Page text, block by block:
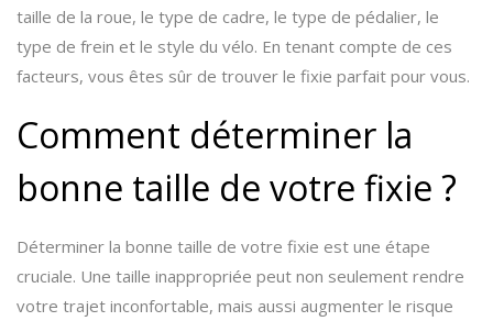
taille de la roue, le type de cadre, le type de pédalier, le
type de frein et le style du vélo. En tenant compte de ces
facteurs, vous êtes sûr de trouver le fixie parfait pour vous.
Comment déterminer la
bonne taille de votre fixie ?
Déterminer la bonne taille de votre fixie est une étape
cruciale. Une taille inappropriée peut non seulement rendre
votre trajet inconfortable, mais aussi augmenter le risque